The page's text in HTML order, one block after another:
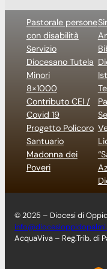
Pastorale persone
con disabilità
Servizio
Diocesano Tutela
Minori
8×1000
Contributo CEI /
Covid 19
Progetto Policoro
Santuario
Madonna dei
Poveri
© 2025 – Diocesi di
AcquaViva – Reg.Trib. di